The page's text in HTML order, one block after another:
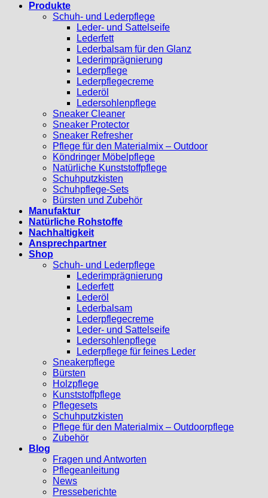
Produkte
Schuh- und Lederpflege
Leder- und Sattelseife
Lederfett
Lederbalsam für den Glanz
Lederimprägnierung
Lederpflege
Lederpflegecreme
Lederöl
Ledersohlenpflege
Sneaker Cleaner
Sneaker Protector
Sneaker Refresher
Pflege für den Materialmix – Outdoor
Köndringer Möbelpflege
Natürliche Kunststoffpflege
Schuhputzkisten
Schuhpflege-Sets
Bürsten und Zubehör
Manufaktur
Natürliche Rohstoffe
Nachhaltigkeit
Ansprechpartner
Shop
Schuh- und Lederpflege
Lederimprägnierung
Lederfett
Lederöl
Lederbalsam
Lederpflegecreme
Leder- und Sattelseife
Ledersohlenpflege
Lederpflege für feines Leder
Sneakerpflege
Bürsten
Holzpflege
Kunststoffpflege
Pflegesets
Schuhputzkisten
Pflege für den Materialmix – Outdoorpflege
Zubehör
Blog
Fragen und Antworten
Pflegeanleitung
News
Presseberichte